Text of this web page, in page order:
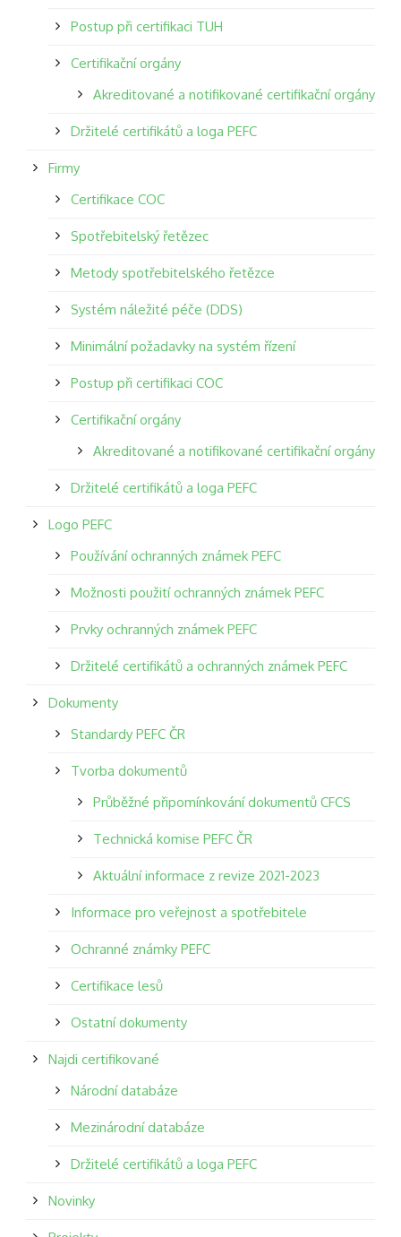
Postup při certifikaci TUH
Certifikační orgány
Akreditované a notifikované certifikační orgány
Držitelé certifikátů a loga PEFC
Firmy
Certifikace COC
Spotřebitelský řetězec
Metody spotřebitelského řetězce
Systém náležité péče (DDS)
Minimální požadavky na systém řízení
Postup při certifikaci COC
Certifikační orgány
Akreditované a notifikované certifikační orgány
Držitelé certifikátů a loga PEFC
Logo PEFC
Používání ochranných známek PEFC
Možnosti použití ochranných známek PEFC
Prvky ochranných známek PEFC
Držitelé certifikátů a ochranných známek PEFC
Dokumenty
Standardy PEFC ČR
Tvorba dokumentů
Průběžné připomínkování dokumentů CFCS
Technická komise PEFC ČR
Aktuální informace z revize 2021-2023
Informace pro veřejnost a spotřebitele
Ochranné známky PEFC
Certifikace lesů
Ostatní dokumenty
Najdi certifikované
Národní databáze
Mezinárodní databáze
Držitelé certifikátů a loga PEFC
Novinky